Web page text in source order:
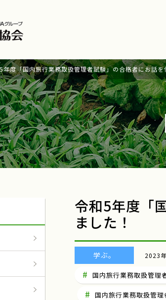
年度「国内旅行業務取扱管理者試験」の合格者にお話を
令和5年度「
ました！
学ぶ。 2023
国内旅行業務取扱管理
国内旅行業務取扱管